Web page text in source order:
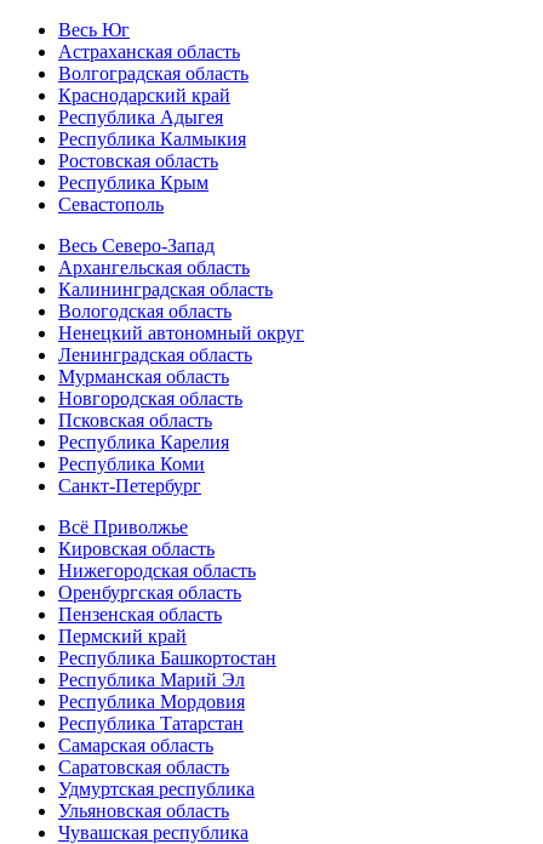
Весь Юг
Астраханская область
Волгоградская область
Краснодарский край
Республика Адыгея
Республика Калмыкия
Ростовская область
Республика Крым
Севастополь
Весь Северо-Запад
Архангельская область
Калининградская область
Вологодская область
Ненецкий автономный округ
Ленинградская область
Мурманская область
Новгородская область
Псковская область
Республика Карелия
Республика Коми
Санкт-Петербург
Всё Приволжье
Кировская область
Нижегородская область
Оренбургская область
Пензенская область
Пермский край
Республика Башкортостан
Республика Марий Эл
Республика Мордовия
Республика Татарстан
Самарская область
Саратовская область
Удмуртская республика
Ульяновская область
Чувашская республика